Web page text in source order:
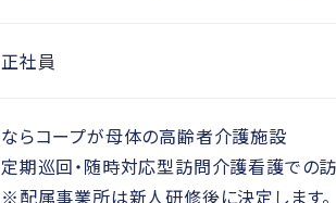
正社員
ならコープが母体の高齢者介護施設
定期巡回・随時対応型訪問介護看護での訪
※配属事業所は新人研修後に決定します。